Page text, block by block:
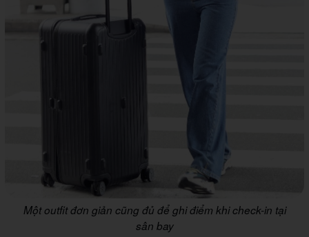
Một outfit đơn giản cũng đủ để ghi điểm khi check-in tại
sân bay